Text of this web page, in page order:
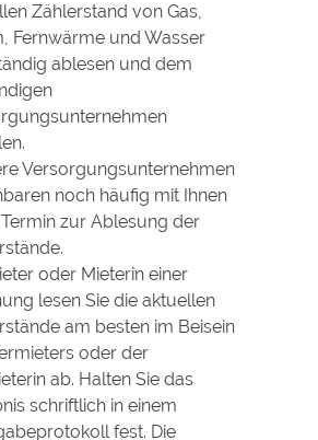
Zählerstand von Gas,
Fernwärme und Wasser
ablesen und dem
Versorgungsunternehmen
noch häufig mit Ihnen
zur Ablesung der
oder Mieterin einer
lesen Sie die aktuellen
am besten im Beisein
oder der
ab. Halten Sie das
schriftlich in einem
fest. Die